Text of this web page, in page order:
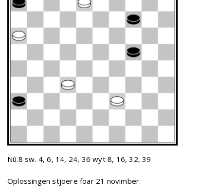
Nû.8 sw. 4, 6, 14, 24, 36 wyt 8, 16, 32, 39
Oplossingen stjoere foar 21 novimber.